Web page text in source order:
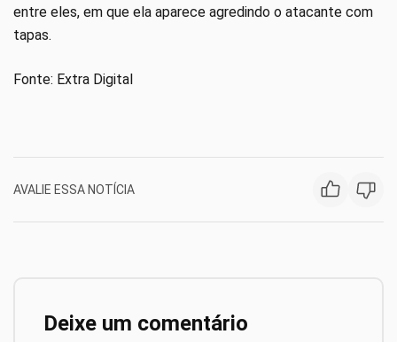
entre eles, em que ela aparece agredindo o atacante com
tapas.
Fonte: Extra Digital
AVALIE ESSA NOTÍCIA
Deixe um comentário